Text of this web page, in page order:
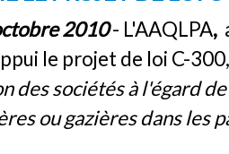
2010- L'AAQLPA,
le projet de loi C-
des sociétés à l'égard
ou gazières dans les